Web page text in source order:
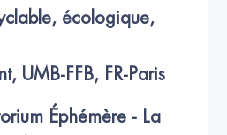
écologique,
UMB-FFB, FR-Paris
Éphémère - La